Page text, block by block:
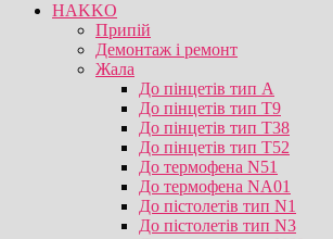
HAKKO
Припій
Демонтаж і ремонт
Жала
До пінцетів тип А
До пінцетів тип T9
До пінцетів тип T38
До пінцетів тип T52
До термофена N51
До термофена NA01
До пістолетів тип N1
До пістолетів тип N3